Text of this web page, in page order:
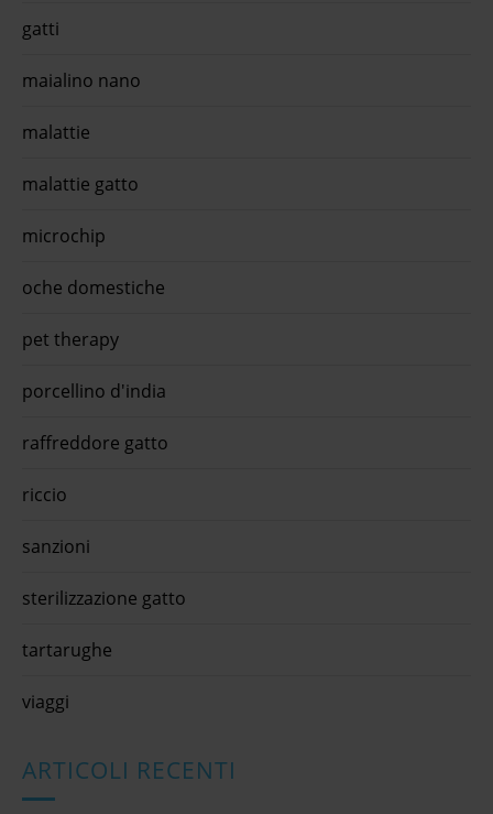
gatti
maialino nano
malattie
malattie gatto
microchip
oche domestiche
pet therapy
porcellino d'india
raffreddore gatto
riccio
sanzioni
sterilizzazione gatto
tartarughe
viaggi
ARTICOLI RECENTI